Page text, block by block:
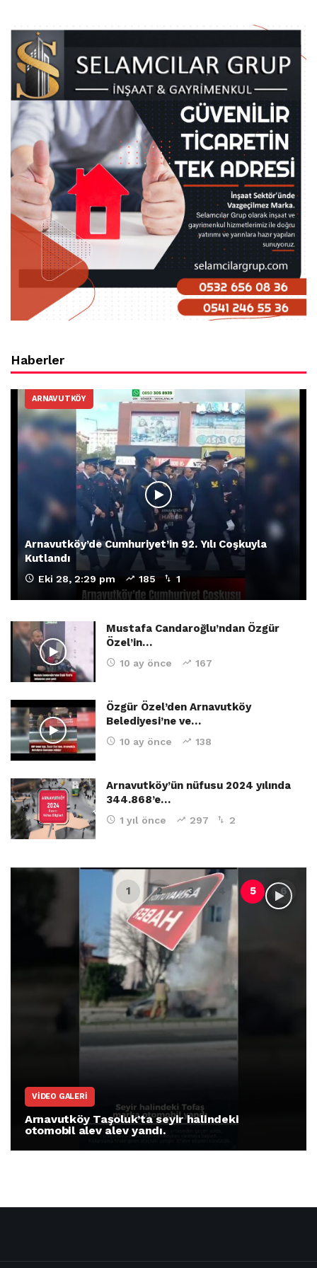
Haberler
ARNAVUTKÖY
Arnavutköy’de Cumhuriyet’in 92. Yılı Coşkuyla
Kutlandı
Eki 28, 2:29 pm 185 1
Mustafa Candaroğlu’ndan Özgür
Özel’in…
10 ay önce 167
Özgür Özel’den Arnavutköy
Belediyesi’ne ve…
10 ay önce 138
Arnavutköy’ün nüfusu 2024 yılında
344.868’e…
1 yıl önce 297 2
VIDEO GALERI
Arnavutköy Taşoluk’ta seyir halindeki
otomobil alev alev yandı.